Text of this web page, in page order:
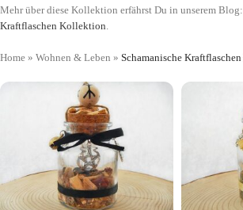
Mehr über diese Kollektion erfährst Du in unserem Blog:
Kraftflaschen Kollektion.
Home » Wohnen & Leben » Schamanische Kraftflaschen